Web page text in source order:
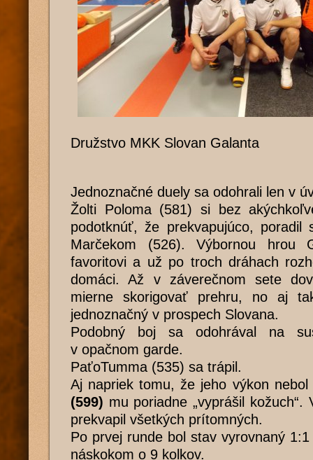
Družstvo MKK Slovan Galanta
Jednoznačné duely sa odohrali len v
Žolti Poloma (581) si bez
podotknúť, že prekvapujúco,
Marčekom (526). Výbornou hrou
favoritovi a už po troch dráhach
domáci. Až v záverečnom sete
mierne skorigovať prehru, no aj
jednoznačný v prospech Slovana.
Podobný boj sa odohrával na
v opačnom garde.
PaťoTumma (535) sa trápil.
Aj napriek tomu, že jeho výkon
(599) mu poriadne „vyprášil kožuch“.
prekvapil všetkých prítomných.
Po prvej runde bol stav vyrovnaný
náskokom o 9 kolkov.